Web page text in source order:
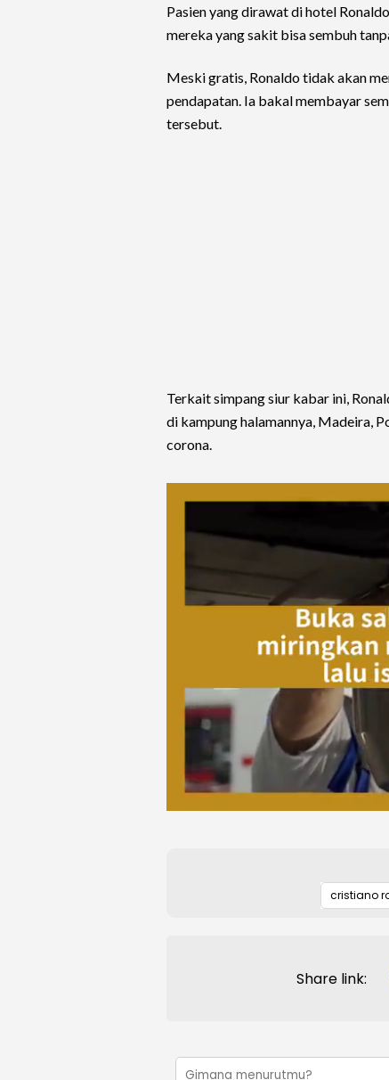
Pasien yang dirawat di hotel
mereka yang sakit bisa sembuh
Meski gratis, Ronaldo tidak akan
pendapatan. Ia bakal membayar
tersebut.
Terkait simpang siur kabar ini,
di kampung halamannya, Madeira,
corona.
cristiano
Share link: